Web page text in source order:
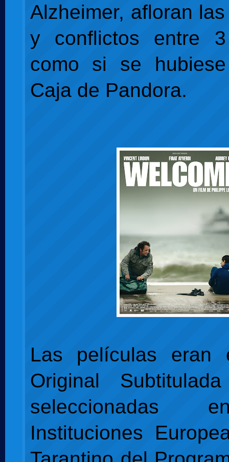
Alzheimer, afloran
y conflictos entre 3
como si se
Caja de Pandora.
Las películas eran
Original
seleccionadas
Instituciones